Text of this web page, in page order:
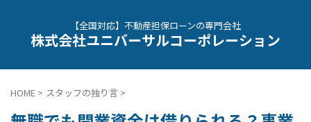
【全国対応】不動産担保ローンの専門会社
株式会社ユニバーサルコーポレーション
HOME > スタッフの独り言 >